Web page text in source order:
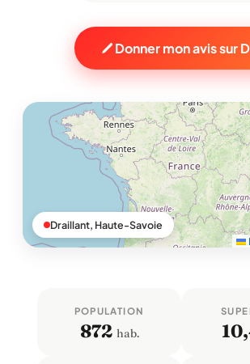
Donner mon avis sur
Draillant, Haute-Savoie
POPULATION
872 hab.